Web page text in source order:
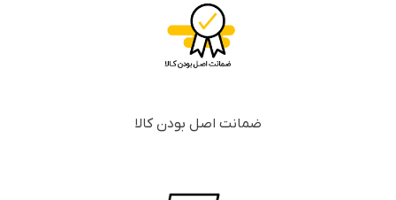
ضمانت اصل بودن کالا